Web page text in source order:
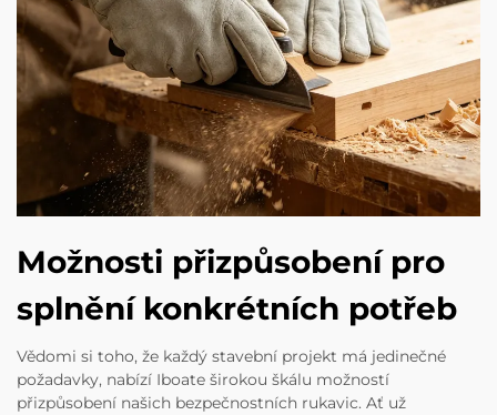
Možnosti přizpůsobení pro
splnění konkrétních potřeb
Vědomi si toho, že každý stavební projekt má jedinečné
požadavky, nabízí Iboate širokou škálu možností
přizpůsobení našich bezpečnostních rukavic. Ať už